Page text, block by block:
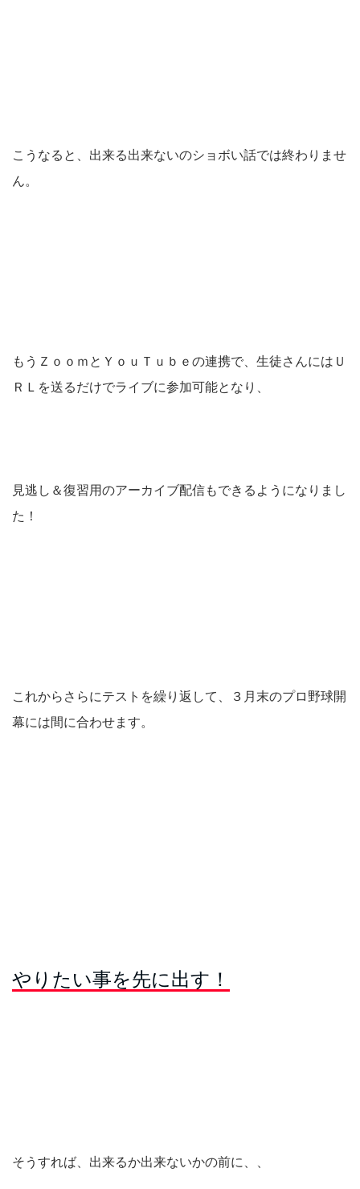
こうなると、出来る出来ないのショボい話では終わりませ
ん。
もうＺｏｏｍとＹｏｕＴｕｂｅの連携で、生徒さんにはＵ
ＲＬを送るだけでライブに参加可能となり、
見逃し＆復習用のアーカイブ配信もできるようになりまし
た！
これからさらにテストを繰り返して、３月末のプロ野球開
幕には間に合わせます。
やりたい事を先に出す！
そうすれば、出来るか出来ないかの前に、、